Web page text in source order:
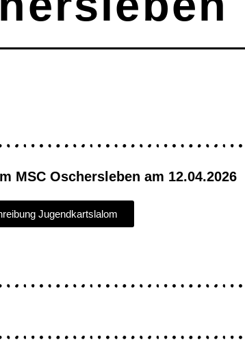
MSC Oschersleben am 12.04.2026
Jugendkartslalom